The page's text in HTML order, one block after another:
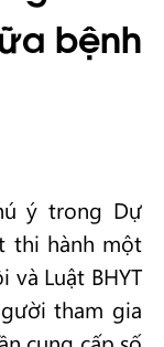
bệnh
ý trong Dự
thi hành một
và Luật BHYT
tham gia